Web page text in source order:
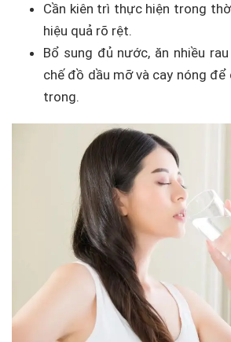
Cần kiên trì thực hiện trong
hiệu quả rõ rệt.
Bổ sung đủ nước, ăn nhiều
chế đồ dầu mỡ và cay nóng
trong.